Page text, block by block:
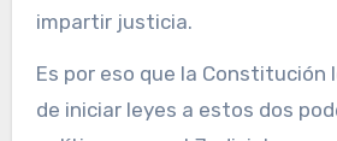
impartir justicia.
Es por eso que la Constitución
de iniciar leyes a estos dos